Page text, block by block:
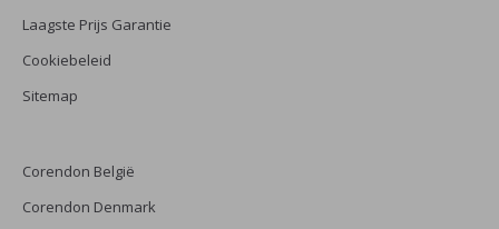
Laagste Prijs Garantie
Cookiebeleid
Sitemap
Corendon België
Corendon Denmark